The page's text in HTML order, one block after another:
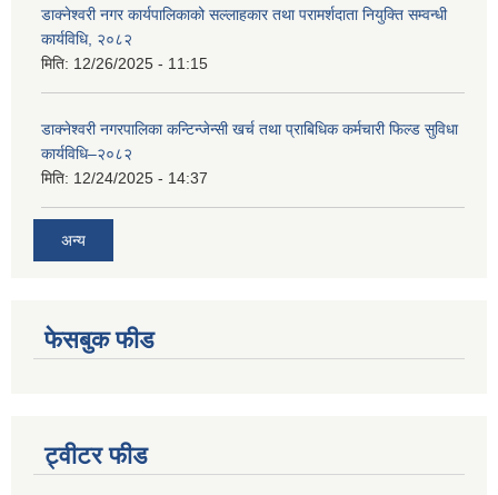
डाक्नेश्वरी नगर कार्यपालिकाको सल्लाहकार तथा परामर्शदाता नियुक्ति सम्वन्धी
कार्यविधि, २०८२
मिति: 12/26/2025 - 11:15
डाक्नेश्वरी नगरपालिका कन्टिन्जेन्सी खर्च तथा प्राबिधिक कर्मचारी फिल्ड सुविधा
कार्यविधि–२०८२
मिति: 12/24/2025 - 14:37
अन्य
फेसबुक फीड
ट्वीटर फीड